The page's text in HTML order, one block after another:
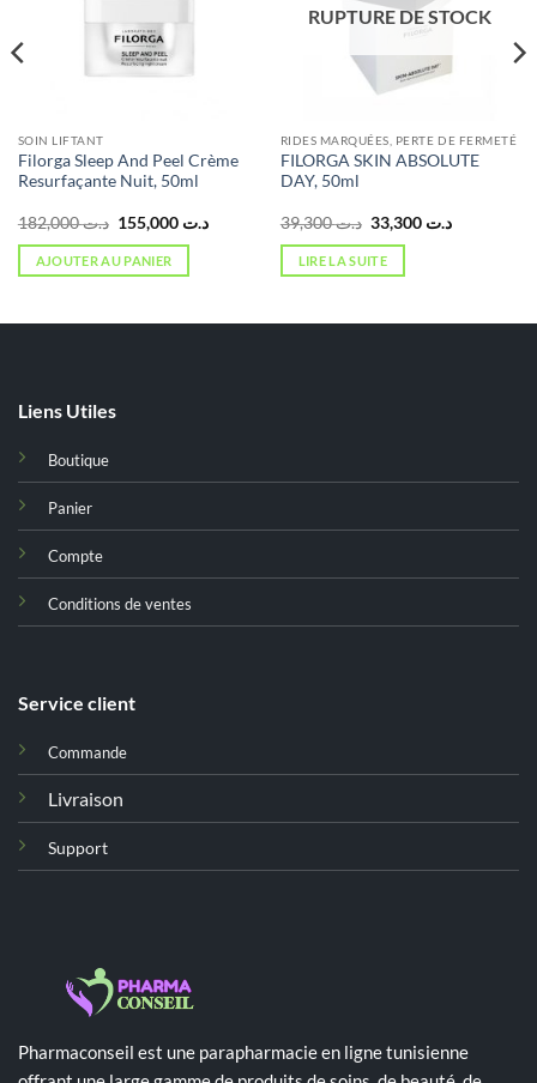
SOIN LIFTANT
Filorga Sleep And Peel Crème
Resurfaçante Nuit, 50ml
د.ت182,000
Le
initial
était :
د.ت 155,000
Le
AJOUTER AU PANIER
RUPTURE DE STOCK
RIDES MARQUÉES, PERTE DE FERMETÉ
FILORGA SKIN ABSOLUTE
DAY, 50ml
د.ت39,300
Le
prix
initial
était :
د.ت 33,300
Le
LIRE LA SUITE
Liens Utiles
Boutique
Panier
Compte
Conditions de ventes
Service client
Commande
Livraison
Support
Pharmaconseil est une parapharmacie en ligne tunisienne